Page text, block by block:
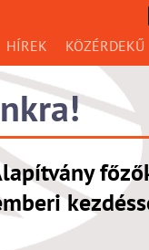
HÍREK KÖZÉRDEKŰ